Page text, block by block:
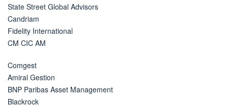
State Street Global Advisors
Candriam
Fidelity International
CM CIC AM
Comgest
Amiral Gestion
BNP Paribas Asset Management
Blackrock